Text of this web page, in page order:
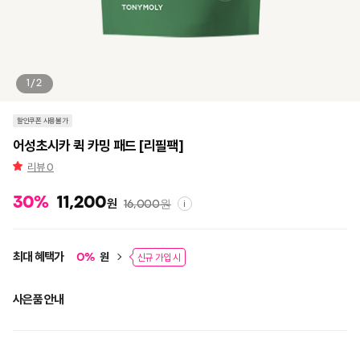
1/2
할인쿠폰 사용불가
어성초시카 퀵 카밍 패드 [리필팩]
리뷰0
30% 11,200원 16,000원 i
최대 혜택가 0% 원 신규 가입 시
사은품 안내